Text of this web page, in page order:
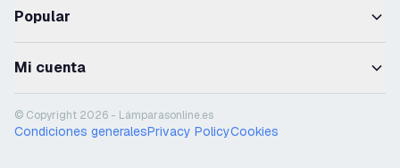
Popular
Mi cuenta
© Copyright 2026 - Lámparasonline.es
Condiciones generalesPrivacy PolicyCookies